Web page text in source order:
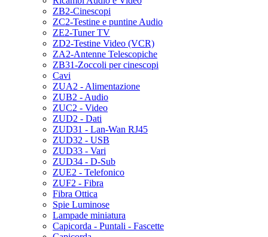
ZB2-Cinescopi
ZC2-Testine e puntine Audio
ZE2-Tuner TV
ZD2-Testine Video (VCR)
ZA2-Antenne Telescopiche
ZB31-Zoccoli per cinescopi
Cavi
ZUA2 - Alimentazione
ZUB2 - Audio
ZUC2 - Video
ZUD2 - Dati
ZUD31 - Lan-Wan RJ45
ZUD32 - USB
ZUD33 - Vari
ZUD34 - D-Sub
ZUE2 - Telefonico
ZUF2 - Fibra
Fibra Ottica
Spie Luminose
Lampade miniatura
Capicorda - Puntali - Fascette